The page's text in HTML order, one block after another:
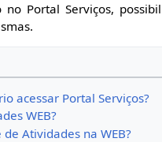
Portal Serviços,
acessar Portal Serviços?
WEB?
Atividades na WEB?